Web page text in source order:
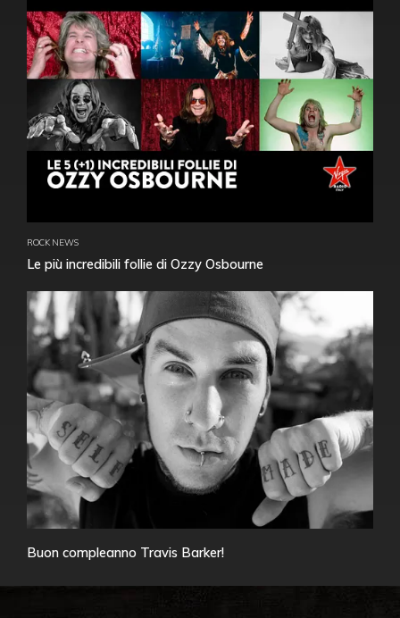
ROCK NEWS
Le più incredibili follie di Ozzy Osbourne
Buon compleanno Travis Barker!